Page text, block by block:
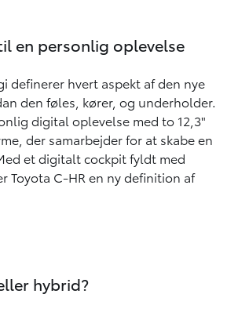
en personlig oplevelse
definerer hvert aspekt af den nye
den føles, kører, og underholder.
digital oplevelse med to 12,3"
der samarbejder for at skabe en
et digitalt cockpit fyldt med
Toyota C-HR en ny definition af
hybrid?